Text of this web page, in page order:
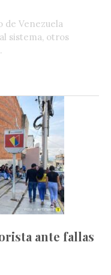
de Venezuela
sistema, otros
ante fallas